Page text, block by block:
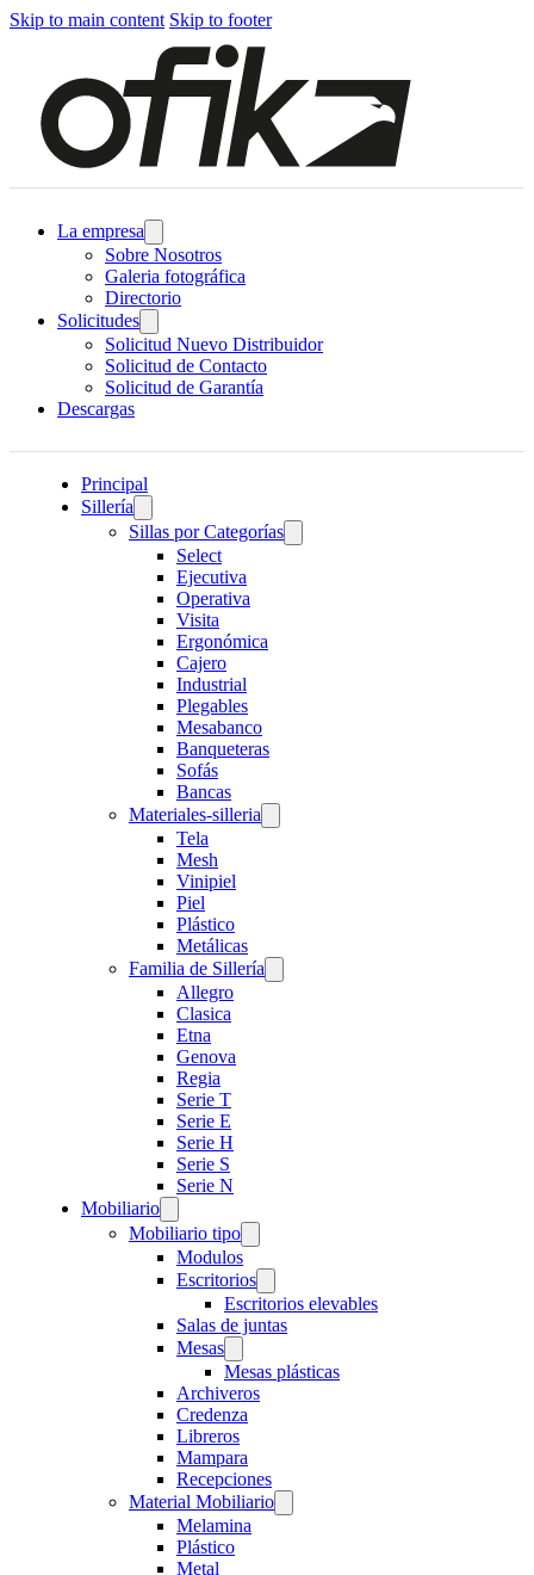
Skip to main content Skip to footer
La empresa
Sobre Nosotros
Galeria fotográfica
Directorio
Solicitudes
Solicitud Nuevo Distribuidor
Solicitud de Contacto
Solicitud de Garantía
Descargas
Principal
Sillería
Sillas por Categorías
Select
Ejecutiva
Operativa
Visita
Ergonómica
Cajero
Industrial
Plegables
Mesabanco
Banqueteras
Sofás
Bancas
Materiales-silleria
Tela
Mesh
Vinipiel
Piel
Plástico
Metálicas
Familia de Sillería
Allegro
Clasica
Etna
Genova
Regia
Serie T
Serie E
Serie H
Serie S
Serie N
Mobiliario
Mobiliario tipo
Modulos
Escritorios
Escritorios elevables
Salas de juntas
Mesas
Mesas plásticas
Archiveros
Credenza
Libreros
Mampara
Recepciones
Material Mobiliario
Melamina
Plástico
Metal